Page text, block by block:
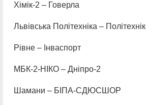
Хімік-2 – Говерла
Львівська Політехніка – Політехнік
Рівне – Інваспорт
МБК-2-НІКО – Дніпро-2
Шамани – БІПА-СДЮСШОР